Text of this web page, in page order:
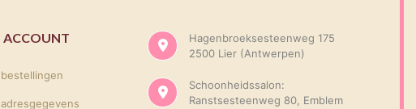
ACCOUNT
Hagenbroeksesteenweg 175
2500 Lier (Antwerpen)
Schoonheidssalon:
Ranstsesteenweg 80, Emblem